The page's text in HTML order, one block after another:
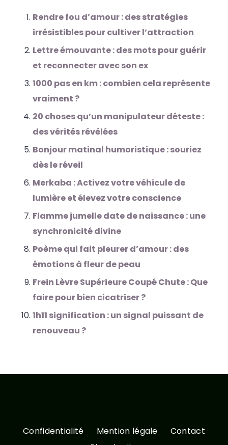
Rendre fou d’amour : des stratégies
irrésistibles pour cultiver l’attraction
Lettre émouvante : des mots pour guérir
et reconnecter avec son ex
1000 pas en km : combien cela représente
vraiment ?
20 choses qu’un manipulateur déteste :
des vérités révélées
Bonjour matinal humoristique : souriez
dès le réveil
Merkaba : Activez votre véhicule de
lumière et élevez votre conscience
Flamme jumelle date de naissance : une
synchronicité divine
Poème qui fait pleurer d’amour : des
émotions à fleur de peau
Frein Lèvre Supérieure Coupé Chute : Que
faire pour bien cicatriser ?
1h11 signification : un signal puissant de
renouveau ?
Confidentialité Mention légale
Contact